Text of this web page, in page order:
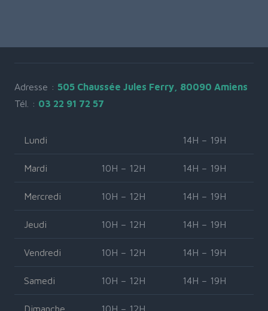
Adresse : 505 Chaussée Jules Ferry, 80090 Amiens
Tél. : 03 22 91 72 57
Lundi 14H – 19H
Mardi 10H – 12H 14H – 19H
Mercredi 10H – 12H 14H – 19H
Jeudi 10H – 12H 14H – 19H
Vendredi 10H – 12H 14H – 19H
Samedi 10H – 12H 14H – 19H
Dimanche 10H – 12H